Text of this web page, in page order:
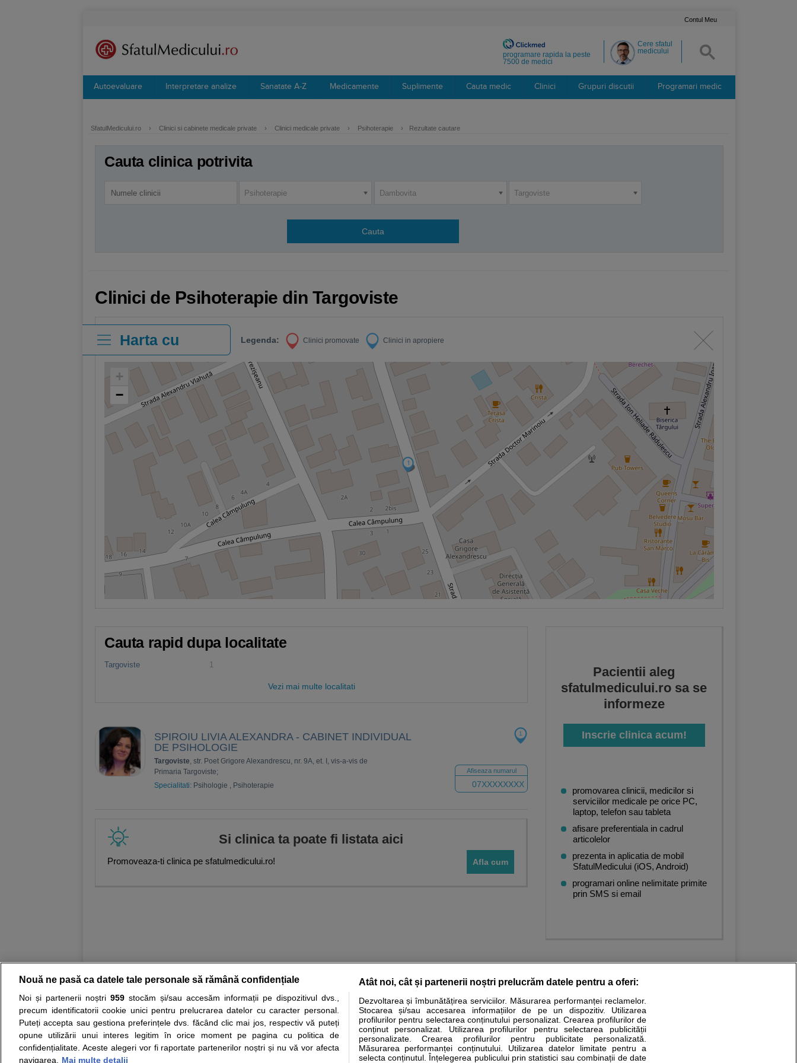
Contul Meu
Cere sfatul
medicului
programare rapida la peste
7500 de medici
Autoevaluare Interpretare analize Sanatate A-Z Medicamente Suplimente Cauta medic Clinici Grupuri discutii Programari medic
SfatulMedicului.ro › Clinici si cabinete medicale private › Clinici medicale private › Psihoterapie › Rezultate cautare
Cauta clinica potrivita
Psihoterapie Dambovita Targoviste
Clinici de Psihoterapie din Targoviste
Harta cu
clinici
Legenda: Clinici promovate Clinici in apropiere
1
+
−
Cauta rapid dupa localitate
Targoviste 1
Vezi mai multe localitati
SPIROIU LIVIA ALEXANDRA - CABINET INDIVIDUAL
DE PSIHOLOGIE
Targoviste, str. Poet Grigore Alexandrescu, nr. 9A, et. I, vis-a-vis de
Primaria Targoviste;
Specialitati: Psihologie , Psihoterapie
Afiseaza numarul
07XXXXXXXX
1
Si clinica ta poate fi listata aici
Promoveaza-ti clinica pe sfatulmedicului.ro! Afla cum
Pacientii aleg
sfatulmedicului.ro sa se
informeze
Inscrie clinica acum!
promovarea clinicii, medicilor si
serviciilor medicale pe orice PC,
laptop, telefon sau tableta
afisare preferentiala in cadrul
articolelor
prezenta in aplicatia de mobil
SfatulMedicului (iOS, Android)
programari online nelimitate primite
prin SMS si email
Resurse: Autoevaluare simptome Interpretare analize Specialitati medicale Boli si afectiuni Calculatoare Stiri medicale
Opiniile avizate ale medicilor, sfaturile si orice alte informatii despre sanatate disponibile pe sfatulmedicului.ro au scop informativ si educational. Ele nu pot substitui consultul medical direct si
nici diagnosticul stabilit in urma investigatiilor si analizelor medicale. Va sfatuim, ca pe langa informatia primita pe sfatulmedicului.ro sa consultati fie medicul Dvs., fie unul dintre medicii pe care
ii punem la dispozitie pentru programare in sistemul de programari la medic Clickmed.
Nouă ne pasă ca datele tale personale să rămână confidențiale
Noi și partenerii noștri 959stocăm și/sau accesăm informații pe dispozitivul dvs.,
precum identificatorii cookie unici pentru prelucrarea datelor cu caracter personal.
Puteți accepta sau gestiona preferințele dvs. făcând clic mai jos, respectiv vă puteți
opune utilizării unui interes legitim în orice moment pe pagina cu politica de
confidențialitate. Aceste alegeri vor fi raportate partenerilor noștri și nu vă vor afecta
navigarea.
Mai multe detalii
Atât noi, cât și partenerii noștri prelucrăm datele pentru a oferi:
Dezvoltarea și îmbunătățirea serviciilor. Măsurarea performanței reclamelor.
Stocarea și/sau accesarea informațiilor de pe un dispozitiv. Utilizarea
profilurilor pentru selectarea conținutului personalizat. Crearea profilurilor de
conținut personalizat. Utilizarea profilurilor pentru selectarea publicității
personalizate. Crearea profilurilor pentru publicitate personalizată.
Măsurarea performanței conținutului. Utilizarea datelor limitate pentru a
selecta conținutul. Înțelegerea publicului prin statistici sau combinații de date